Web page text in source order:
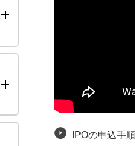
IPOの申込手順